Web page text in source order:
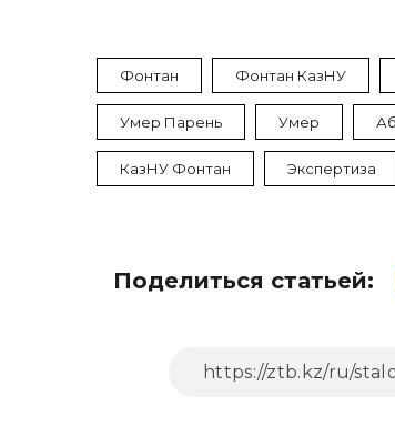
Фонтан Фонтан КазНУ
Умер Парень Умер
КазНУ Фонтан Экспертиза
Поделиться статьей: